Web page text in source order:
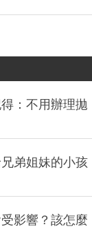
：不用辦理拋
弟姐妹的小孩
影響？該怎麼